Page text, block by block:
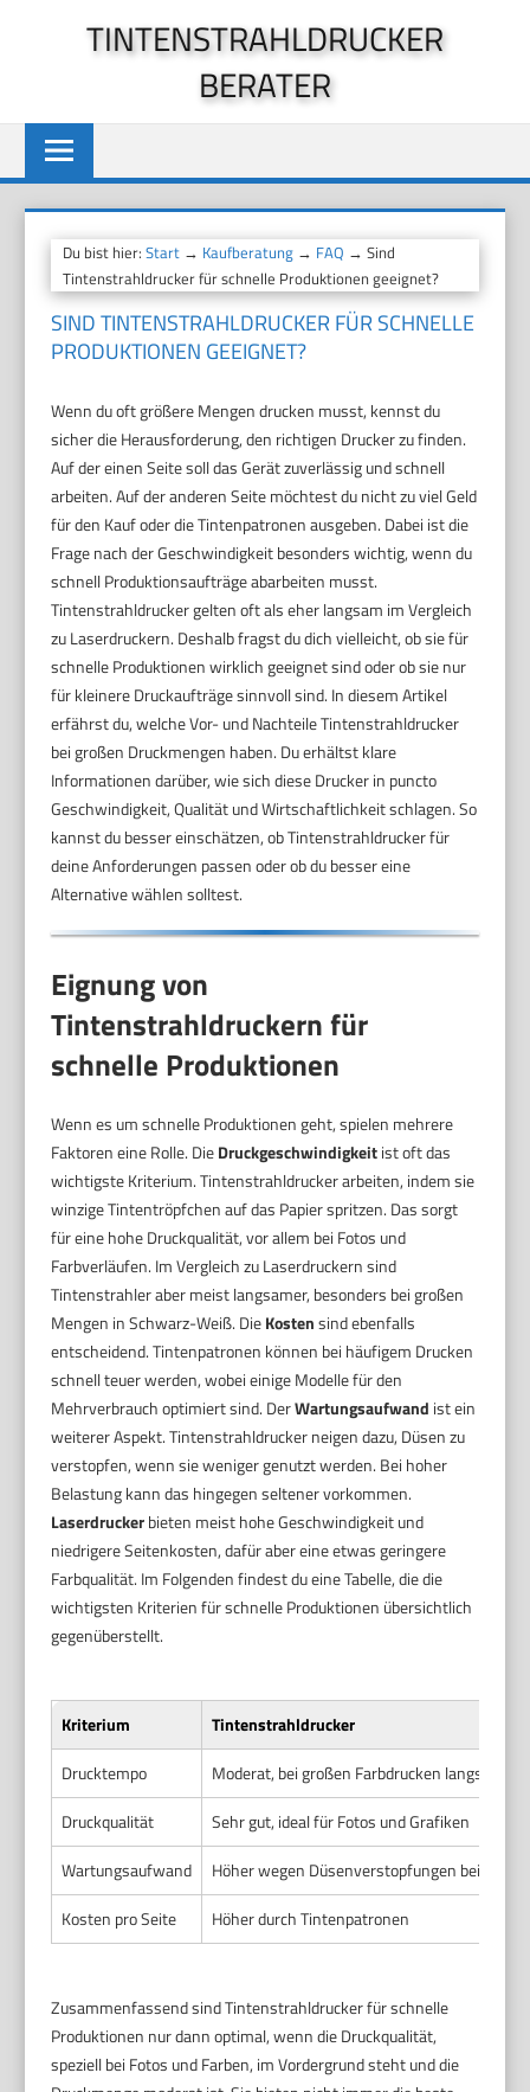
TINTENSTRAHLDRUCKER
BERATER
Du bist hier:Start → Kaufberatung → FAQ → Sind
Tintenstrahldrucker für schnelle Produktionen geeignet?
SIND TINTENSTRAHLDRUCKER FÜR SCHNELLE
PRODUKTIONEN GEEIGNET?
Wenn du oft größere Mengen drucken musst, kennst du
sicher die Herausforderung, den richtigen Drucker zu finden.
Auf der einen Seite soll das Gerät zuverlässig und schnell
arbeiten. Auf der anderen Seite möchtest du nicht zu viel Geld
für den Kauf oder die Tintenpatronen ausgeben. Dabei ist die
Frage nach der Geschwindigkeit besonders wichtig, wenn du
schnell Produktionsaufträge abarbeiten musst.
Tintenstrahldrucker gelten oft als eher langsam im Vergleich
zu Laserdruckern. Deshalb fragst du dich vielleicht, ob sie für
schnelle Produktionen wirklich geeignet sind oder ob sie nur
für kleinere Druckaufträge sinnvoll sind. In diesem Artikel
erfährst du, welche Vor- und Nachteile Tintenstrahldrucker
bei großen Druckmengen haben. Du erhältst klare
Informationen darüber, wie sich diese Drucker in puncto
Geschwindigkeit, Qualität und Wirtschaftlichkeit schlagen. So
kannst du besser einschätzen, ob Tintenstrahldrucker für
deine Anforderungen passen oder ob du besser eine
Alternative wählen solltest.
Eignung von
Tintenstrahldruckern für
schnelle Produktionen
Wenn es um schnelle Produktionen geht, spielen mehrere
Faktoren eine Rolle. DieDruckgeschwindigkeitist oft das
wichtigste Kriterium. Tintenstrahldrucker arbeiten, indem sie
winzige Tintentröpfchen auf das Papier spritzen. Das sorgt
für eine hohe Druckqualität, vor allem bei Fotos und
Farbverläufen. Im Vergleich zu Laserdruckern sind
Tintenstrahler aber meist langsamer, besonders bei großen
Mengen in Schwarz-Weiß. DieKostensind ebenfalls
entscheidend. Tintenpatronen können bei häufigem Drucken
schnell teuer werden, wobei einige Modelle für den
Mehrverbrauch optimiert sind. DerWartungsaufwand ist ein
weiterer Aspekt. Tintenstrahldrucker neigen dazu, Düsen zu
verstopfen, wenn sie weniger genutzt werden. Bei hoher
Belastung kann das hingegen seltener vorkommen.
Laserdruckerbieten meist hohe Geschwindigkeit und
niedrigere Seitenkosten, dafür aber eine etwas geringere
Farbqualität. Im Folgenden findest du eine Tabelle, die die
wichtigsten Kriterien für schnelle Produktionen übersichtlich
gegenüberstellt.
Kriterium
Tintenstrahldrucker
Drucktempo
Moderat, bei großen Farbdrucken langsamer
Druckqualität
Sehr gut, ideal für Fotos und Grafiken
Wartungsaufwand
Höher wegen Düsenverstopfungen bei
Kosten pro Seite
Höher durch Tintenpatronen
Zusammenfassend sind Tintenstrahldrucker für schnelle
Produktionen nur dann optimal, wenn die Druckqualität,
speziell bei Fotos und Farben, im Vordergrund steht und die